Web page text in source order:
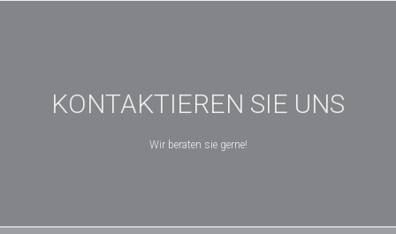
KONTAKTIEREN SIE UNS
Wir beraten sie gerne!